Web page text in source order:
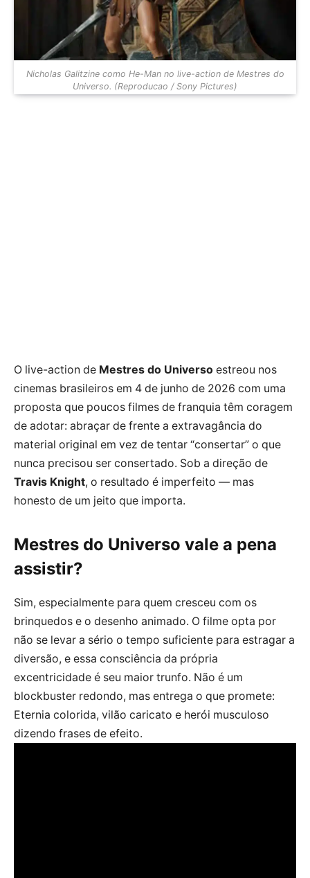
Nicholas Galitzine como He-Man no live-action de Mestres do
Universo. (Reproducao / Sony Pictures)
O live-action de Mestres do Universo estreou nos
cinemas brasileiros em 4 de junho de 2026 com uma
proposta que poucos filmes de franquia têm coragem
de adotar: abraçar de frente a extravagância do
material original em vez de tentar “consertar” o que
nunca precisou ser consertado. Sob a direção de
Travis Knight, o resultado é imperfeito — mas
honesto de um jeito que importa.
Mestres do Universo vale a pena
assistir?
Sim, especialmente para quem cresceu com os
brinquedos e o desenho animado. O filme opta por
não se levar a sério o tempo suficiente para estragar a
diversão, e essa consciência da própria
excentricidade é seu maior trunfo. Não é um
blockbuster redondo, mas entrega o que promete:
Eternia colorida, vilão caricato e herói musculoso
dizendo frases de efeito.